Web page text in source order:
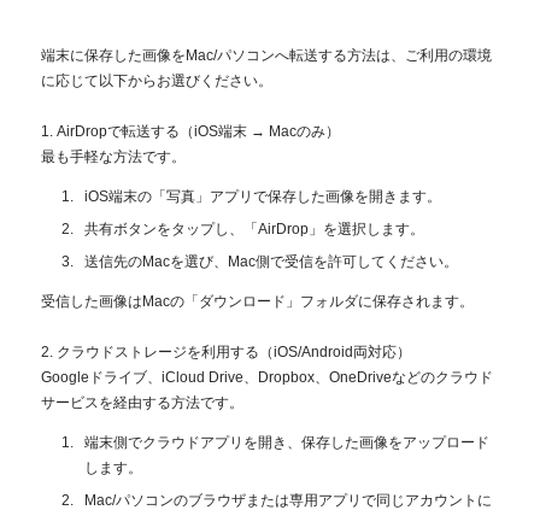
端末に保存した画像をMac/パソコンへ転送する方法は、ご利用の環境
に応じて以下からお選びください。
1. AirDropで転送する（iOS端末 → Macのみ）
最も手軽な方法です。
iOS端末の「写真」アプリで保存した画像を開きます。
共有ボタンをタップし、「AirDrop」を選択します。
送信先のMacを選び、Mac側で受信を許可してください。
受信した画像はMacの「ダウンロード」フォルダに保存されます。
2. クラウドストレージを利用する（iOS/Android両対応）
Googleドライブ、iCloud Drive、Dropbox、OneDriveなどのクラウド
サービスを経由する方法です。
端末側でクラウドアプリを開き、保存した画像をアップロード
します。
Mac/パソコンのブラウザまたは専用アプリで同じアカウントに